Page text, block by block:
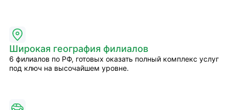
Широкая география филиалов
6 филиалов по РФ, готовых оказать полный комплекс услуг
под ключ на высочайшем уровне.